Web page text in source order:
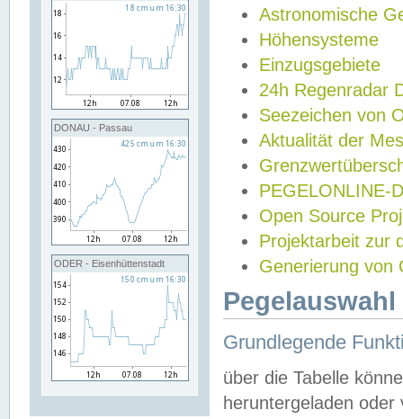
DONAU - Passau
ODER - Eisenhüttenstadt
Astronomische
Höhensysteme
Einzugsgebiete
24h Regenradar
Seezeichen von
Aktualität der
PEGELONLINE-
Open Source
Projektarbeit zur
Generierung von
Grundlegende
über die Tabelle
heruntergeladen oder